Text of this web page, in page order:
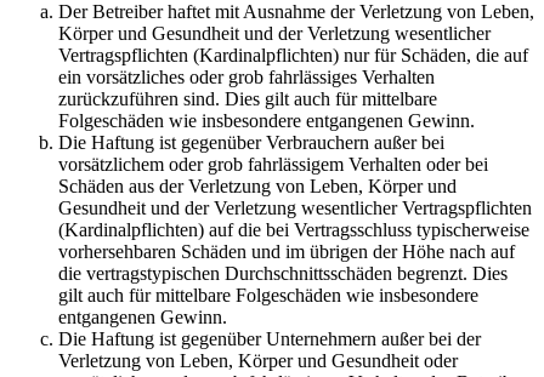
Der Betreiber haftet mit Ausnahme der Verletzung von Leben,
Körper und Gesundheit und der Verletzung wesentlicher
Vertragspflichten (Kardinalpflichten) nur für Schäden, die auf
ein vorsätzliches oder grob fahrlässiges Verhalten
zurückzuführen sind. Dies gilt auch für mittelbare
Folgeschäden wie insbesondere entgangenen Gewinn.
Die Haftung ist gegenüber Verbrauchern außer bei
vorsätzlichem oder grob fahrlässigem Verhalten oder bei
Schäden aus der Verletzung von Leben, Körper und
Gesundheit und der Verletzung wesentlicher Vertragspflichten
(Kardinalpflichten) auf die bei Vertragsschluss typischerweise
vorhersehbaren Schäden und im übrigen der Höhe nach auf
die vertragstypischen Durchschnittsschäden begrenzt. Dies
gilt auch für mittelbare Folgeschäden wie insbesondere
entgangenen Gewinn.
Die Haftung ist gegenüber Unternehmern außer bei der
Verletzung von Leben, Körper und Gesundheit oder